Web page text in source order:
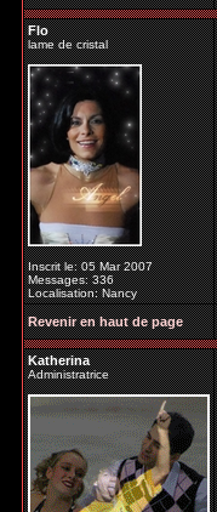
Flo
lame de cristal
Inscrit le: 05 Mar 2007
Messages: 336
Localisation: Nancy
Revenir en haut de page
Katherina
Administratrice